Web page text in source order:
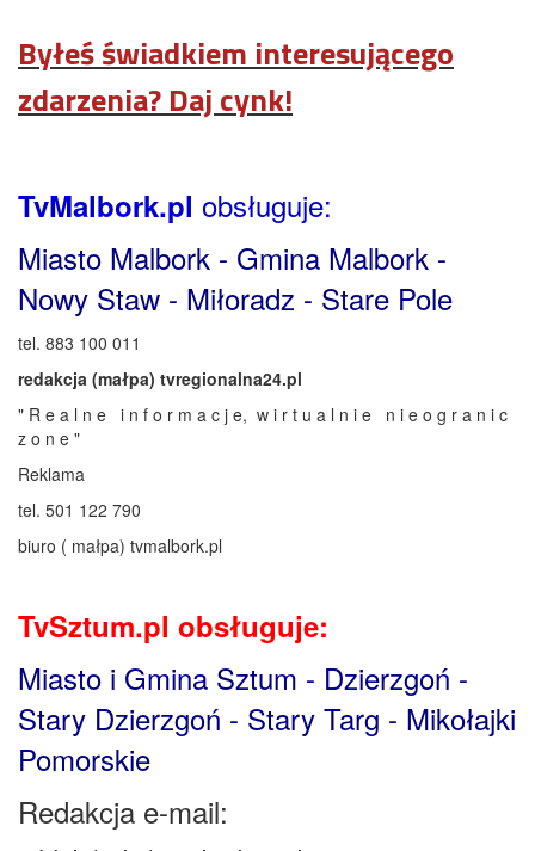
Byłeś świadkiem interesującego
zdarzenia? Daj cynk!
TvMalbork.pl obsługuje:
Miasto Malbork - Gmina Malbork -
Nowy Staw - Miłoradz - Stare Pole
tel. 883 100 011
redakcja (małpa) tvregionalna24.pl
" R e a l n e i n f o r m a c j e, w i r t u a l n i e n i e o g r a n i c
z o n e "
Reklama
tel. 501 122 790
biuro ( małpa) tvmalbork.pl
TvSztum.pl obsługuje:
Miasto i Gmina Sztum - Dzierzgoń -
Stary Dzierzgoń - Stary Targ - Mikołajki
Pomorskie
Redakcja e-mail: